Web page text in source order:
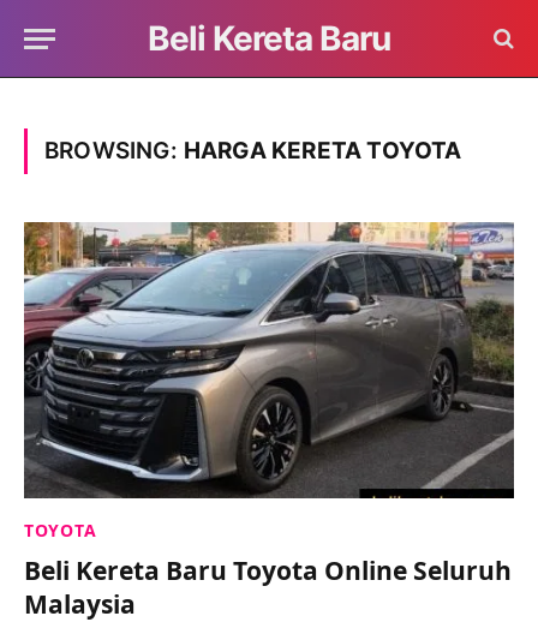
Beli Kereta Baru
BROWSING: HARGA KERETA TOYOTA
TOYOTA
Beli Kereta Baru Toyota Online Seluruh
Malaysia